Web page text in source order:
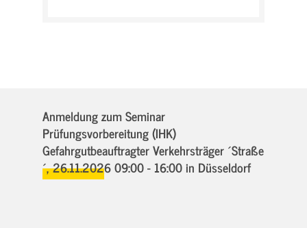
Anmeldung zum Seminar
Prüfungsvorbereitung (IHK)
Gefahrgutbeauftragter Verkehrsträger ´Straße
´,26.11.2026 09:00 - 16:00in Düsseldorf